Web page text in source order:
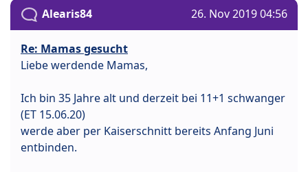
Alearis84 26. Nov 2019 04:56
Re: Mamas gesucht
Liebe werdende Mamas,
Ich bin 35 Jahre alt und derzeit bei 11+1 schwanger
(ET 15.06.20)
werde aber per Kaiserschnitt bereits Anfang Juni
entbinden.